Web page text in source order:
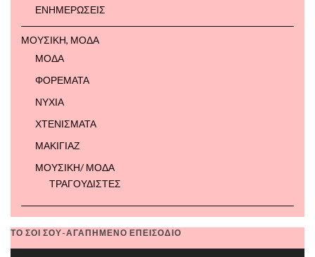
ΕΝΗΜΕΡΩΣΕΙΣ
ΜΟΥΣΙΚΗ, ΜΟΔΑ
ΜΟΔΑ
ΦΟΡΕΜΑΤΑ
ΝΥΧΙΑ
ΧΤΕΝΙΣΜΑΤΑ
ΜΑΚΙΓΙΑΖ
ΜΟΥΣΙΚΗ/ ΜΟΔΑ
ΤΡΑΓΟΥΔΙΣΤΕΣ
ΤΟ ΣΟΙ ΣΟΥ-ΑΓΑΠΗΜΕΝΟ ΕΠΕΙΣΟΔΙΟ